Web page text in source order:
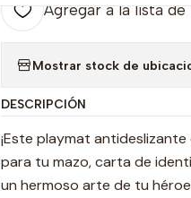
Agregar a la lista
Mostrar stock de
DESCRIPCIÓN
¡Este playmat
para tu mazo, carta de
un hermoso arte de tu